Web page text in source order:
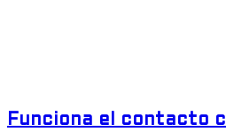
Funciona el contacto